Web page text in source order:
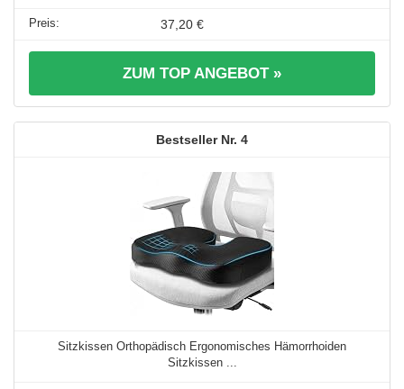
37,20 €
ZUM TOP ANGEBOT »
4
Sitzkissen Orthopädisch Ergonomisches Hämorrhoiden
Sitzkissen ...